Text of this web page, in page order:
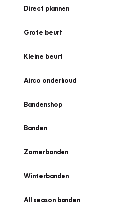
Direct plannen
Grote beurt
Kleine beurt
Airco onderhoud
Bandenshop
Banden
Zomerbanden
Winterbanden
All season banden